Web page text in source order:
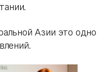
Азии это одно